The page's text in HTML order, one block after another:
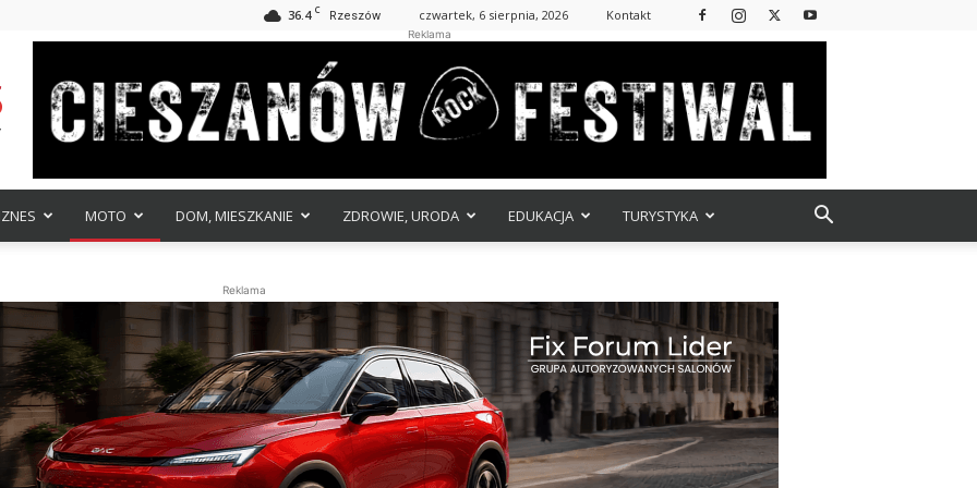
36.4 C Rzeszów czwartek, 6 sierpnia, 2026 Kontakt
Reklama
MOTO DOM, MIESZKANIE ZDROWIE, URODA EDUKACJA TURYSTYKA
Reklama